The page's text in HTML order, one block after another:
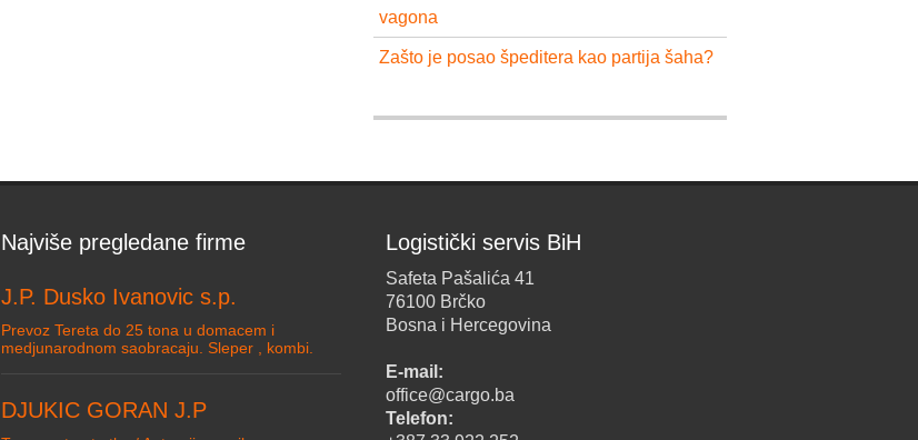
vagona
Zašto je posao špeditera kao partija šaha?
Najviše pregledane firme
J.P. Dusko Ivanovic s.p.
Prevoz Tereta do 25 tona u domacem i
medjunarodnom saobracaju. Sleper , kombi.
DJUKIC GORAN J.P
Logistički servis BiH
Safeta Pašalića 41
76100 Brčko
Bosna i Hercegovina
E-mail:
office@cargo.ba
Telefon: